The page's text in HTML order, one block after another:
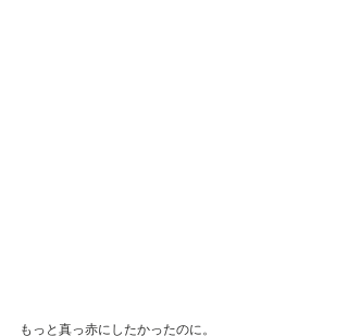
もっと真っ赤にしたかったのに。